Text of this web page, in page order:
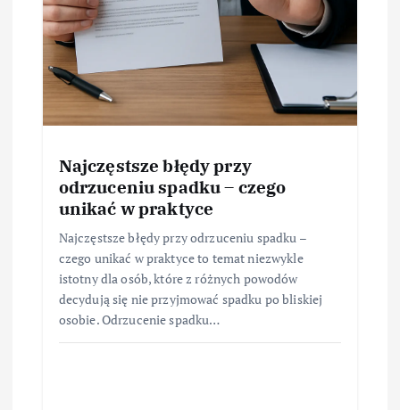
Najczęstsze błędy przy
odrzuceniu spadku – czego
unikać w praktyce
Najczęstsze błędy przy odrzuceniu spadku –
czego unikać w praktyce to temat niezwykle
istotny dla osób, które z różnych powodów
decydują się nie przyjmować spadku po bliskiej
osobie. Odrzucenie spadku…